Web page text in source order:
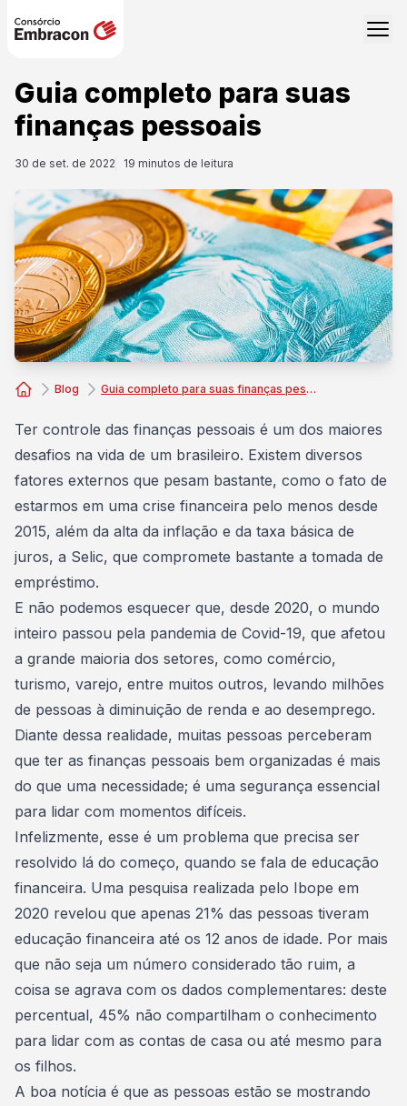
Guia completo para suas
finanças pessoais
30 de set. de 2022 19 minutos de leitura
Blog Guia completo para suas finanças pessoais
Ter controle das finanças pessoais é um dos maiores
desafios na vida de um brasileiro. Existem diversos
fatores externos que pesam bastante, como o fato de
estarmos em uma crise financeira pelo menos desde
2015, além da alta da inflação e da taxa básica de
juros, a Selic, que compromete bastante a tomada de
empréstimo.
E não podemos esquecer que, desde 2020, o mundo
inteiro passou pela pandemia de Covid-19, que afetou
a grande maioria dos setores, como comércio,
turismo, varejo, entre muitos outros, levando milhões
de pessoas à diminuição de renda e ao desemprego.
Diante dessa realidade, muitas pessoas perceberam
que ter as finanças pessoais bem organizadas é mais
do que uma necessidade; é uma segurança essencial
para lidar com momentos difíceis.
Infelizmente, esse é um problema que precisa ser
resolvido lá do começo, quando se fala de educação
financeira. Uma pesquisa realizada pelo Ibope em
2020 revelou que apenas 21% das pessoas tiveram
educação financeira até os 12 anos de idade. Por mais
que não seja um número considerado tão ruim, a
coisa se agrava com os dados complementares: deste
percentual, 45% não compartilham o conhecimento
para lidar com as contas de casa ou até mesmo para
os filhos.
A boa notícia é que as pessoas estão se mostrando